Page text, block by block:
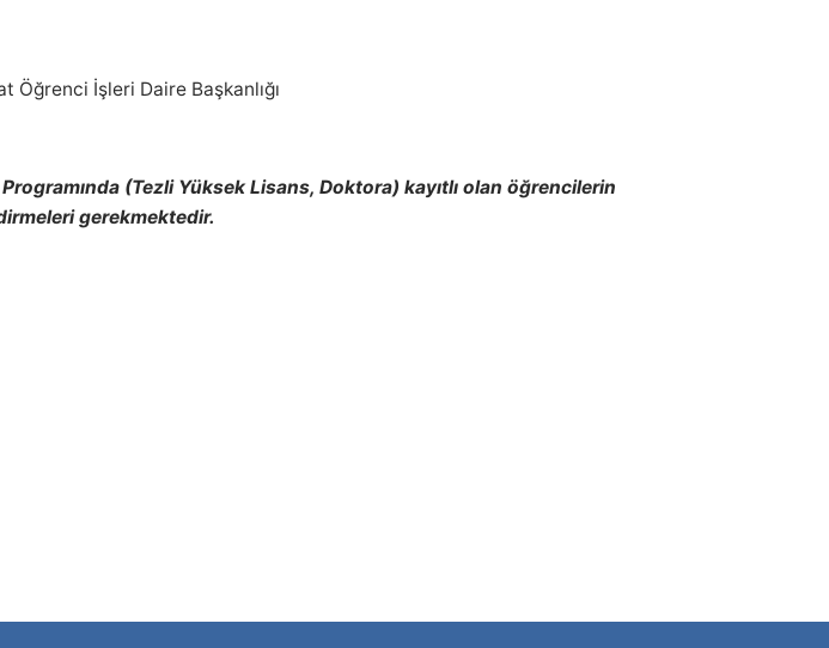
Öğrenci İşleri Daire Başkanlığı
(Tezli Yüksek Lisans, Doktora) kayıtlı olan öğrencilerin
gerekmektedir.